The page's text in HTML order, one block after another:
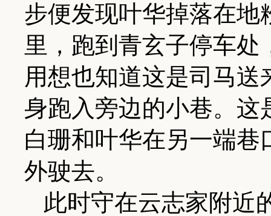
步便发现叶华掉落在地
里，跑到青玄子停车
用想也知道这是司马
身跑入旁边的小巷。这
白珊和叶华在另一端
外驶去。
此时守在云志家附近